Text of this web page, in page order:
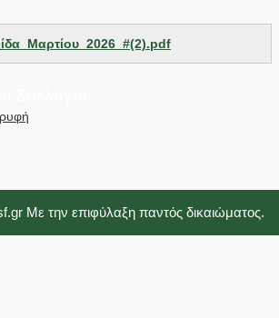
Με την επιφύλαξη παντός δικαιώματος.